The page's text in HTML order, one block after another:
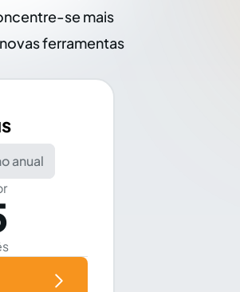
se mais
ferramentas
anual